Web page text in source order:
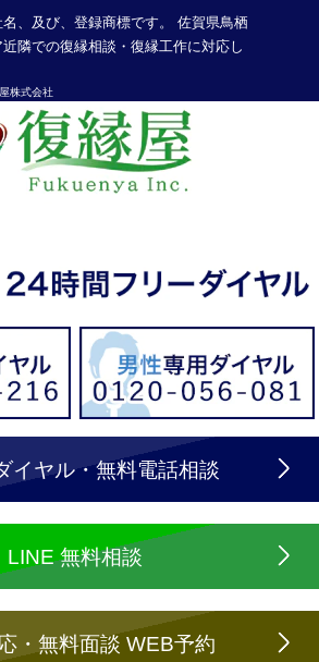
名、及び、登録商標です。 佐賀県鳥栖
隣での復縁相談・復縁工作に対応し
株式会社
イヤル・無料電話相談
LINE 無料相談
・無料面談 WEB予約